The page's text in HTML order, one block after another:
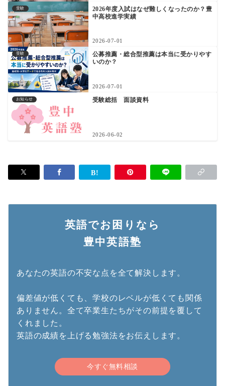
受験
2026年度入試はなぜ難しくなったのか？豊
中高校進学実績
2026-07-01
受験
公募推薦・総合型推薦は本当に受かりやす
いのか？
2026-07-01
お知らせ 受験総括 面談資料
2026-06-02
英語でお困りなら
豊中英語塾
あなたの英語の不安な点を全て解決します。
偏差値が低くても、学校のレベルが低くても関係
ありません。全て卒業生たちがその前提を覆して
くれました。
英語の成績を上げる勉強法をお伝えします。
今すぐ無料相談